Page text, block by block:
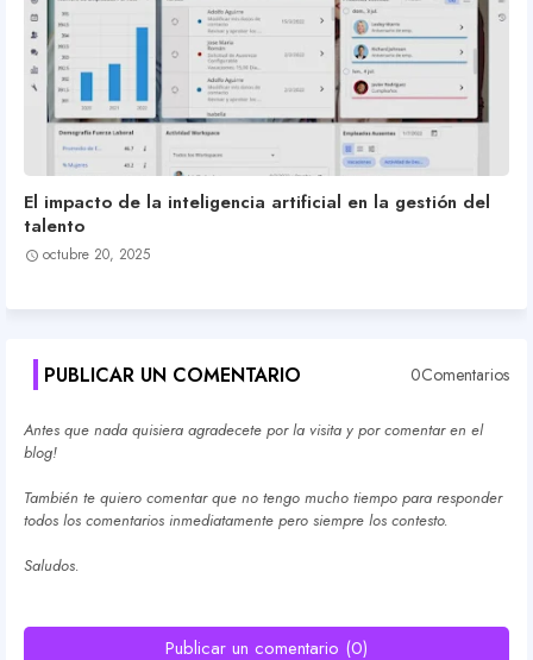
El impacto de la inteligencia artificial en la gestión del
talento
octubre 20, 2025
PUBLICAR UN COMENTARIO 0Comentarios
Antes que nada quisiera agradecete por la visita y por comentar en el
blog!
También te quiero comentar que no tengo mucho tiempo para responder
todos los comentarios inmediatamente pero siempre los contesto.
Saludos.
Publicar un comentario (0)